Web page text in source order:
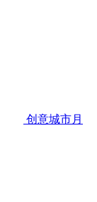
创意城市月